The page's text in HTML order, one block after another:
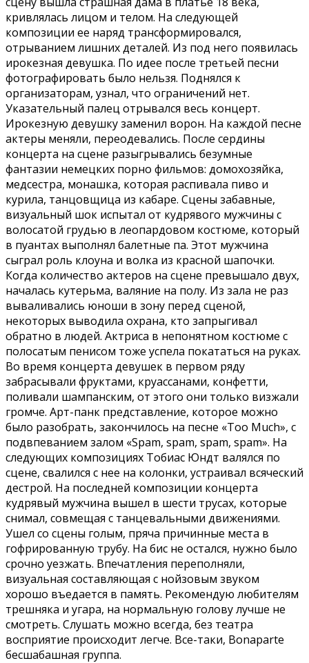
кривлялась лицом и телом. На следующей
композиции ее наряд трансформировался,
отрыванием лишних деталей. Из под него появилась
ирокезная девушка. По идее после третьей песни
фотографировать было нельзя. Поднялся к
организаторам, узнал, что ограничений нет.
Указательный палец отрывался весь концерт.
Ирокезную девушку заменил ворон. На каждой песне
актеры меняли, переодевались. После сердины
концерта на сцене разыгрывались безумные
фантазии немецких порно фильмов: домохозяйка,
медсестра, монашка, которая распивала пиво и
курила, танцовщица из кабаре. Сцены забавные,
визуальный шок испытал от кудрявого мужчины с
волосатой грудью в леопардовом костюме, который
в пуантах выполнял балетные па. Этот мужчина
сыграл роль клоуна и волка из красной шапочки.
Когда количество актеров на сцене превышало двух,
началась кутерьма, валяние на полу. Из зала не раз
вываливались юноши в зону перед сценой,
некоторых выводила охрана, кто запрыгивал
обратно в людей. Актриса в непонятном костюме с
полосатым пенисом тоже успела покататься на руках.
Во время концерта девушек в первом ряду
забрасывали фруктами, круассанами, конфетти,
поливали шампанским, от этого они только визжали
громче. Арт-панк представление, которое можно
было разобрать, закончилось на песне «Too Much», с
подвпеванием залом «Spam, spam, spam, spam». На
следующих композициях Тобиас Юндт валялся по
сцене, свалился с нее на колонки, устраивал всяческий
дестрой. На последней композиции концерта
кудрявый мужчина вышел в шести трусах, которые
снимал, совмещая с танцевальными движениями.
Ушел со сцены голым, пряча причинные места в
гофрированную трубу. На бис не остался, нужно было
срочно уезжать. Впечатления переполняли,
визуальная составляющая с нойзовым звуком
хорошо въедается в память. Рекомендую любителям
трешняка и угара, на нормальную голову лучше не
смотреть. Слушать можно всегда, без театра
восприятие происходит легче. Все-таки, Bonaparte
бесшабашная группа.